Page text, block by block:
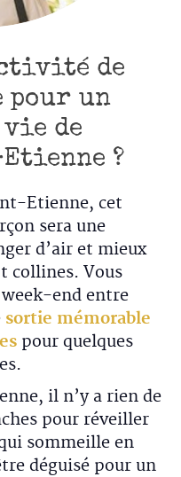
de
pour un
de
?
Etienne, cet
sera une
d’air et mieux
collines. Vous
end entre
sortie mémorable
pour quelques
il n’y a rien de
pour réveiller
sommeille en
déguisé pour un